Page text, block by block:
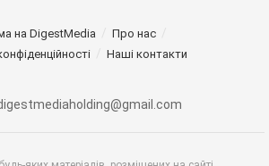
на DigestMedia
Про нас
Наші контакти